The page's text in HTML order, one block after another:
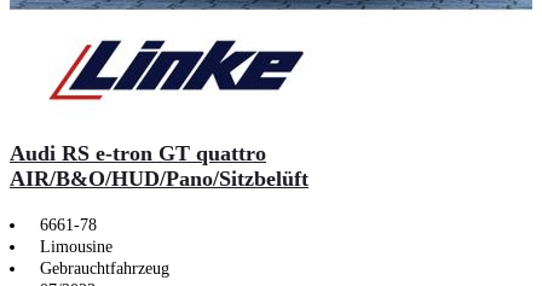
Audi RS e-tron GT quattro
AIR/B&O/HUD/Pano/Sitzbelüft
6661-78
Limousine
Gebrauchtfahrzeug